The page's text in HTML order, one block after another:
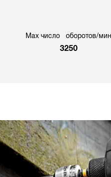
Max число оборотов/мин
3250